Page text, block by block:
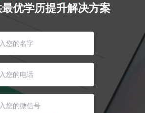
优学历提升解决方案